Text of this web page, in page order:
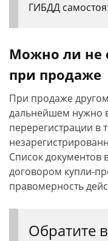
ГИБДД
Можно ли не
при продаже
При продаже
дальнейшем нужно
перерегистрации в
Список документов
договором купли-
правомерность
Обратите